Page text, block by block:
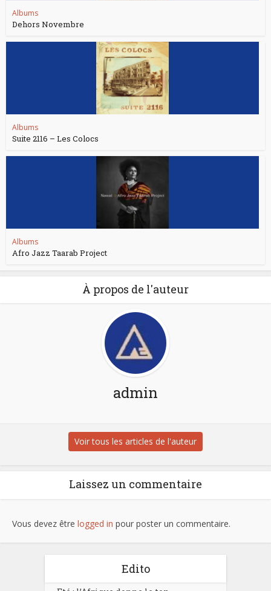
Albums
Dehors Novembre
Albums
Suite 2116 – Les Colocs
Albums
Afro Jazz Taarab Project
À propos de l'auteur
admin
Voir tous les articles de l'auteur
Laissez un commentaire
Vous devez être logged in pour poster un commentaire.
Edito